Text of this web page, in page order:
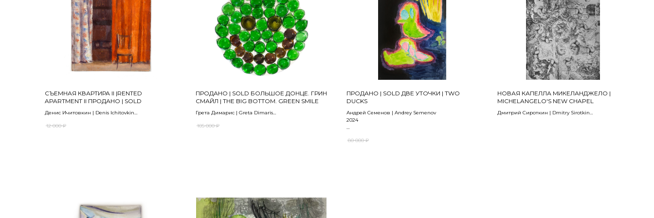
СЪЕМНАЯ КВАРТИРА II |RENTED
APARTMENT II ПРОДАНО | SOLD
Денис Ичитовкин | Denis Ichitovkin
12 000 ₽
ПРОДАНО | SOLD БОЛЬШОЕ ДОНЦЕ. ГРИН
СМАЙЛ | THE BIG BOTTOM. GREEN SMILE
Грета Димарис | Greta Dimaris
105 000 ₽
ПРОДАНО | SOLD ДВЕ УТОЧКИ | TWO
DUCKS
Андрей Семенов | Andrey Semenov
2024
acrylic, pencil on paper
80 000 ₽
НОВАЯ КАПЕЛЛА МИКЕЛАНДЖЕЛО |
MICHELANGELO'S NEW CHAPEL
Дмитрий Сироткин | Dmitry Sirotkin